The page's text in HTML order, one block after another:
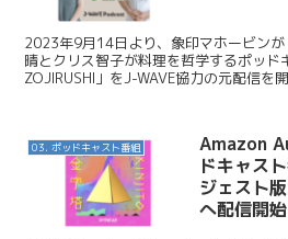
2023年9月14日より、象印マホービン
晴とクリス智子が料理を哲学するポッ
ZOJIRUSHI」をJ-WAVE協力の元配信を
03. ポッドキャスト番組
Amazon
ドキャス
ジェスト
へ配信開始